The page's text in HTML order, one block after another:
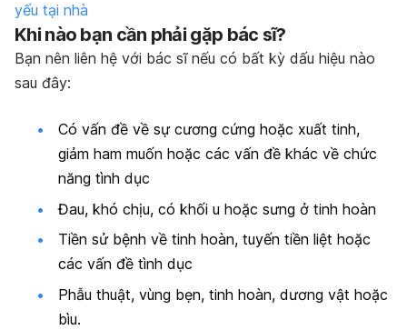
yếu tại nhà
Khi nào bạn cần phải gặp bác sĩ?
Bạn nên liên hệ với bác sĩ nếu có bất kỳ dấu hiệu nào
sau đây:
Có vấn đề về sự cương cứng hoặc xuất tinh,
giảm ham muốn hoặc các vấn đề khác về chức
năng tình dục
Đau, khó chịu, có khối u hoặc sưng ở tinh hoàn
Tiền sử bệnh về tinh hoàn, tuyến tiền liệt hoặc
các vấn đề tình dục
Phẫu thuật, vùng bẹn, tinh hoàn, dương vật hoặc
bìu.